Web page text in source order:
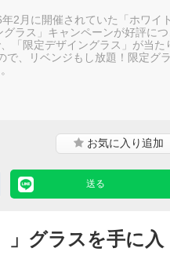
2月に開催されていた「ホワイト
ラス」キャンペーンが好評につ
「限定デザイングラス」が当た
で、リベンジもし放題！限定グラ
お気に入り追加
送る
」グラスを手に入